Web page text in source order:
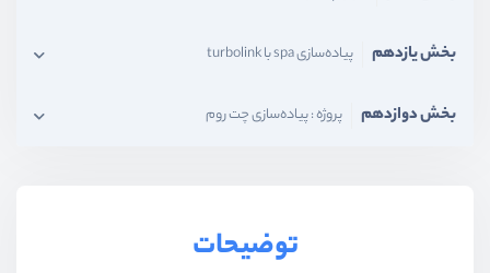
بخش یازدهم پیاده‌سازی spa با turbolink
بخش دوازدهم پروژه : پیاده‌سازی چت روم
توضیحات